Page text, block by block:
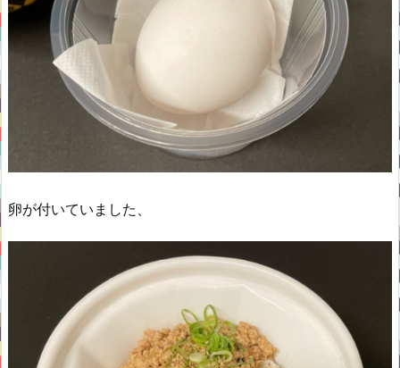
卵が付いていました、